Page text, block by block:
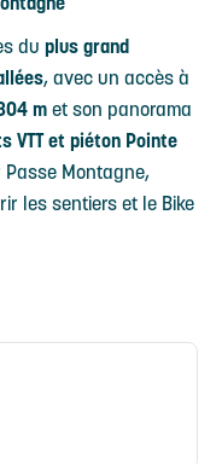
du plus grand
, avec un accès à
met son panorama
VTT et piéton Pointe
Montagne,
les sentiers et le Bike